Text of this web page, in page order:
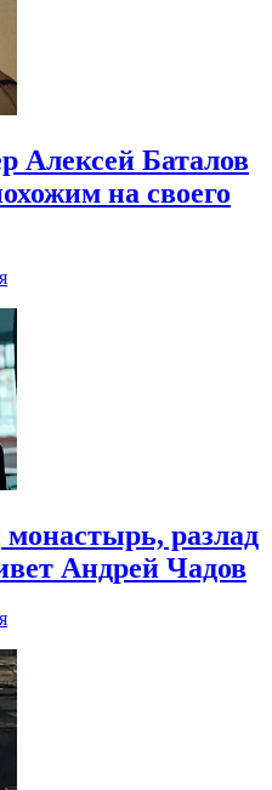
Алексей Баталов
на своего
монастырь, разлад
Андрей Чадов